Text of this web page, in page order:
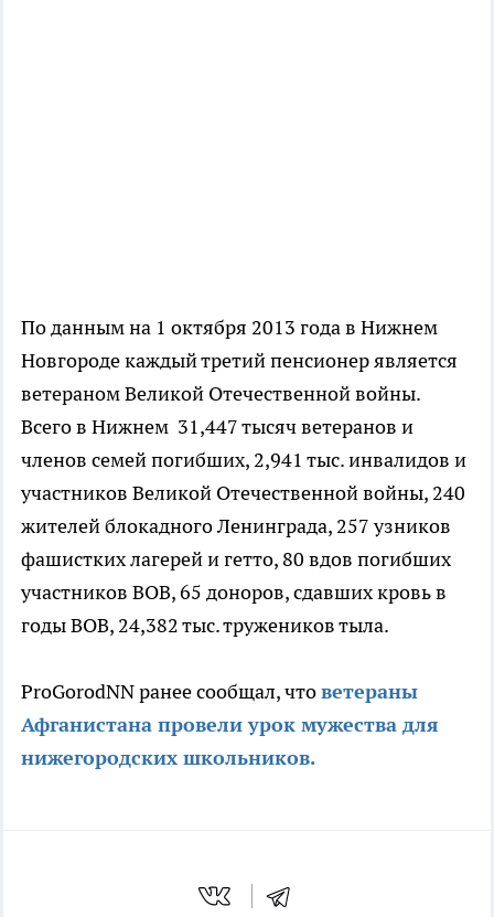
По данным на 1 октября 2013 года в Нижнем
Новгороде каждый третий пенсионер является
ветераном Великой Отечественной войны.
Всего в Нижнем 31,447 тысяч ветеранов и
членов семей погибших, 2,941 тыс. инвалидов и
участников Великой Отечественной войны, 240
жителей блокадного Ленинграда, 257 узников
фашистких лагерей и гетто, 80 вдов погибших
участников ВОВ, 65 доноров, сдавших кровь в
годы ВОВ, 24,382 тыс. тружеников тыла.
ProGorodNN ранее сообщал, чтоветераны
Афганистана провели урок мужества для
нижегородских школьников.